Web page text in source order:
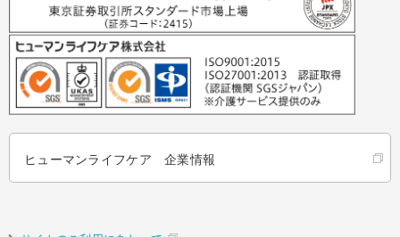
ヒューマンライフケア 企業情報